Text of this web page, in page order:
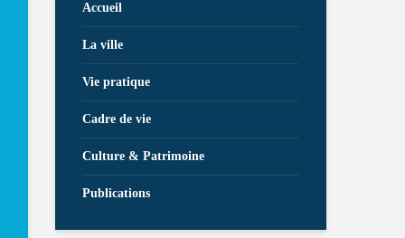
Accueil
La ville
Vie pratique
Cadre de vie
Culture & Patrimoine
Publications